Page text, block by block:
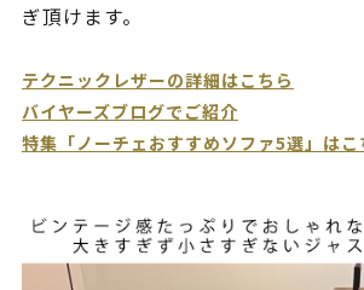
ぎ頂けます。
テクニックレザーの詳細はこちら
バイヤーズブログでご紹介
特集「ノーチェおすすめソファ5選」はこ